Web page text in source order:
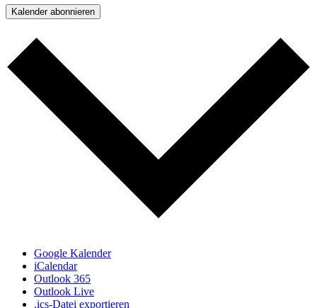
Kalender abonnieren
Google Kalender
iCalendar
Outlook 365
Outlook Live
.ics-Datei exportieren